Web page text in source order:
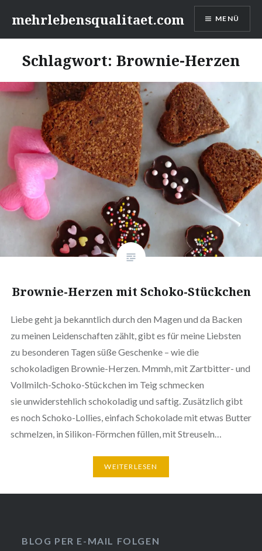
Inhalt
springen
mehrlebensqualitaet.com MENÜ
Schlagwort: Brownie-Herzen
Brownie-Herzen mit Schoko-Stückchen
Liebe geht ja bekanntlich durch den Magen und da Backen
zu meinen Leidenschaften zählt, gibt es für meine Liebsten
zu besonderen Tagen süße Geschenke – wie die
schokoladigen Brownie-Herzen. Mmmh, mit Zartbitter- und
Vollmilch-Schoko-Stückchen im Teig schmecken
sie unwiderstehlich schokoladig und saftig. Zusätzlich gibt
es noch Schoko-Lollies, einfach Schokolade mit etwas Butter
schmelzen, in Silikon-Förmchen füllen, mit Streuseln…
WEITERLESEN
BLOG PER E-MAIL FOLGEN